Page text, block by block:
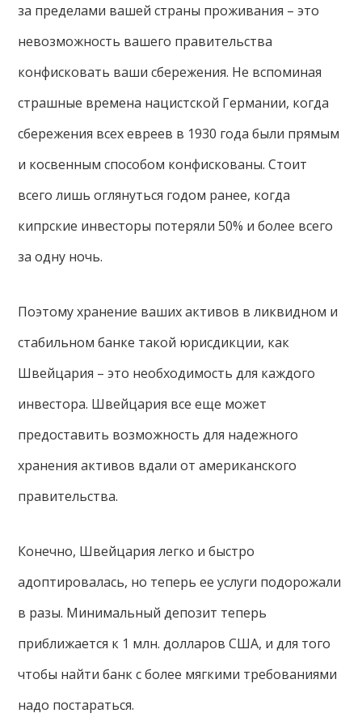
за пределами вашей страны проживания – это
невозможность вашего правительства
конфисковать ваши сбережения. Не вспоминая
страшные времена нацистской Германии, когда
сбережения всех евреев в 1930 года были прямым
и косвенным способом конфискованы. Стоит
всего лишь оглянуться годом ранее, когда
кипрские инвесторы потеряли 50% и более всего
за одну ночь.
Поэтому хранение ваших активов в ликвидном и
стабильном банке такой юрисдикции, как
Швейцария – это необходимость для каждого
инвестора. Швейцария все еще может
предоставить возможность для надежного
хранения активов вдали от американского
правительства.
Конечно, Швейцария легко и быстро
адоптировалась, но теперь ее услуги подорожали
в разы. Минимальный депозит теперь
приближается к 1 млн. долларов США, и для того
чтобы найти банк с более мягкими требованиями
надо постараться.